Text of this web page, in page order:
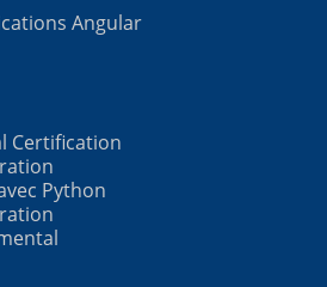
Angular
Certification
Python